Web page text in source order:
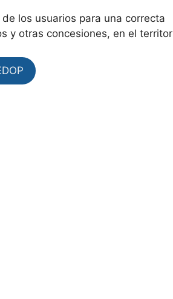
los usuarios para una correcta
y otras concesiones, en el